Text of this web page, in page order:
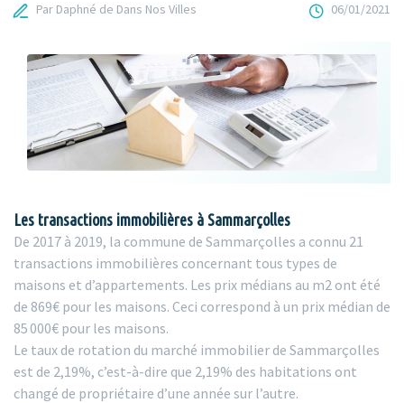
Par Daphné de Dans Nos Villes 06/01/2021
Les transactions immobilières à Sammarçolles
De 2017 à 2019, la commune de Sammarçolles a connu 21
transactions immobilières concernant tous types de
maisons et d’appartements. Les prix médians au m2 ont été
de 869€ pour les maisons. Ceci correspond à un prix médian de
85 000€ pour les maisons.
Le taux de rotation du marché immobilier de Sammarçolles
est de 2,19%, c’est-à-dire que 2,19% des habitations ont
changé de propriétaire d’une année sur l’autre.